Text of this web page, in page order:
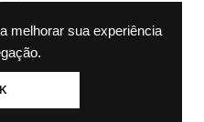
melhorar sua experiência
inaugura mais de 30
SUS